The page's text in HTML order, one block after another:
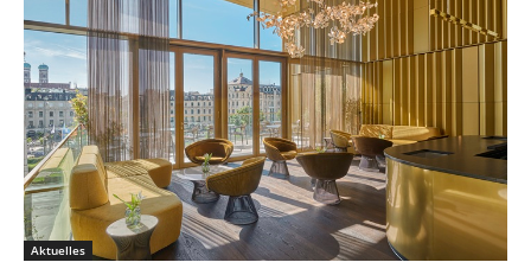
Aktuelles